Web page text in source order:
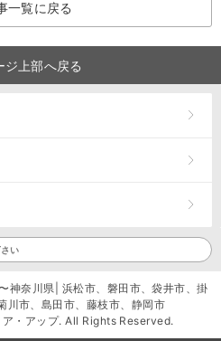
一覧に戻る
ジ上部へ戻る
神奈川県| 浜松市、磐田市、袋井市、掛
川市、島田市、藤枝市、静岡市
・アップ. All Rights Reserved.